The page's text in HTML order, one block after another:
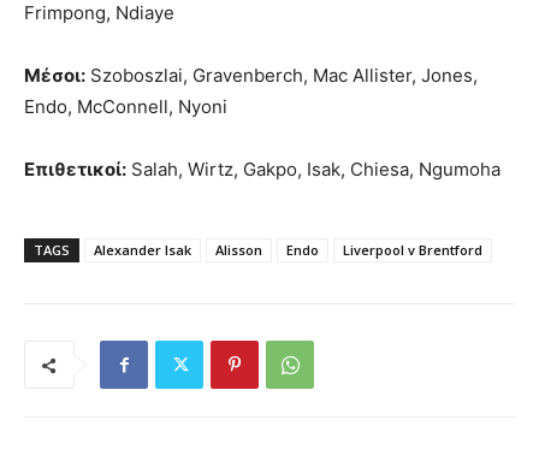
Frimpong, Ndiaye
Μέσοι: Szoboszlai, Gravenberch, Mac Allister, Jones,
Endo, McConnell, Nyoni
Επιθετικοί: Salah, Wirtz, Gakpo, Isak, Chiesa, Ngumoha
TAGS Alexander Isak Alisson Endo Liverpool v Brentford